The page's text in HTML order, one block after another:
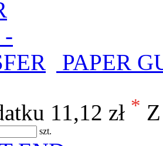
PAPER
11,12 zł *
szt.